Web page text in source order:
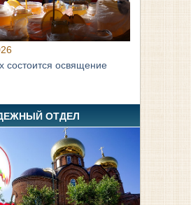
состоится освящение
ОТДЕЛ